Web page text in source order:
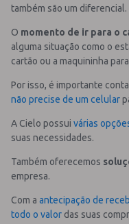
também são um diferencial.
O momento de ir para o
alguma situação como o
cartão ou a maquininha
Por isso, é importante
não precise de um celular
A Cielo possui várias
suas necessidades.
Também oferecemos
empresa.
Com a antecipação de
todo o valor das suas